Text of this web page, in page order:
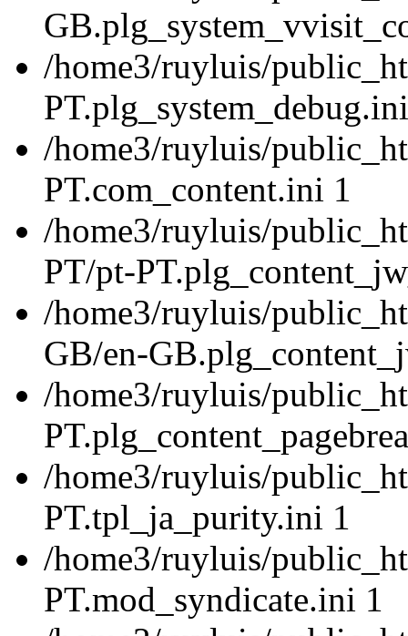
/home3/ruyluis/
/home3/ruyluis/
PT.com_content.ini 1
/home3/ruyluis/
PT/pt-
/home3/ruyluis/
GB/en-
/home3/ruyluis/
/home3/ruyluis/
PT.tpl_ja_purity.ini 1
/home3/ruyluis/
PT.mod_syndicate.ini 1